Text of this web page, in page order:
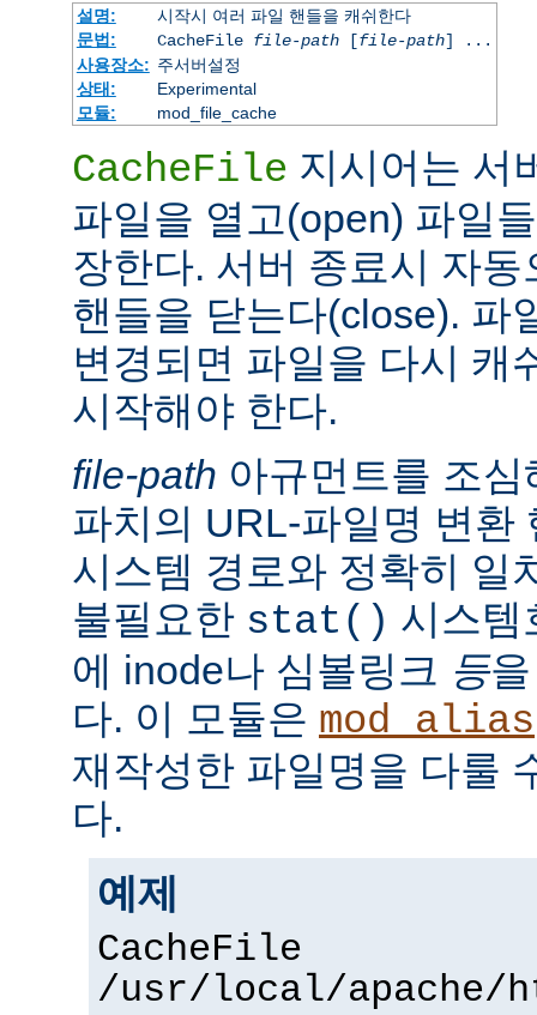
설명:
시작시 여러 파일 핸들을 캐쉬한다
문법:
CacheFile file-path[file-path] ...
사용장소: 주서버설정
상태:
Experimental
모듈:
mod_file_cache
CacheFile 지시어는 서
파일을 열고(open) 파일
장한다. 서버 종료시 자
핸들을 닫는다(close). 파
변경되면 파일을 다시 캐
시작해야 한다.
file-path 아규먼트를 조
파치의 URL-파일명 변환
시스템 경로와 정확히 일
불필요한 stat() 시스템
에 inode나 심볼링크 등
다. 이 모듈은 mod_alias
재작성한 파일명을 다룰
다.
예제
CacheFile
/usr/local/apache/